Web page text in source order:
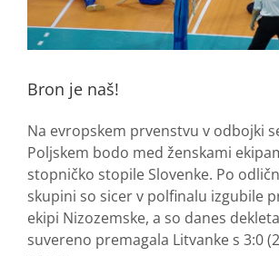
Bron je naš!
Na evropskem prvenstvu v odbojki
Poljskem bodo med ženskami
stopničko stopile Slovenke. Po
skupini so sicer v polfinalu izgubile
ekipi Nizozemske, a so danes
suvereno premagala Litvanke s 3:0